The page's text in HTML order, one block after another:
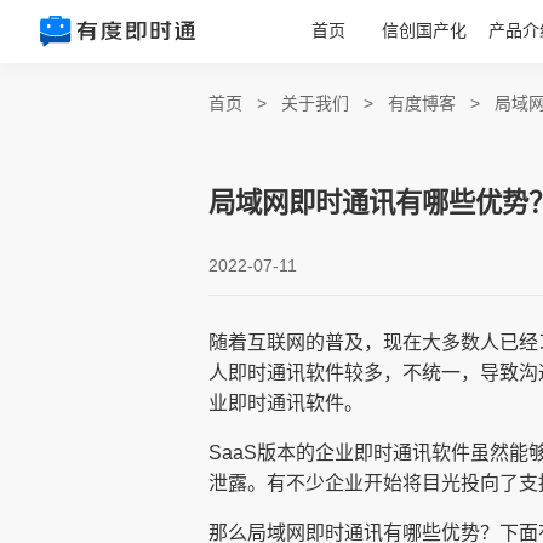
首页 信创国产化 产品介
首页 > 关于我们 > 有度博客 > 局域
局域网即时通讯有哪些优势
2022-07-11
随着互联网的普及，现在大多数人已
人即时通讯软件较多，不统一，导致
业即时通讯软件。
SaaS版本的企业即时通讯软件虽然能
泄露。有不少企业开始将目光投向了
那么局域网即时通讯有哪些优势？下